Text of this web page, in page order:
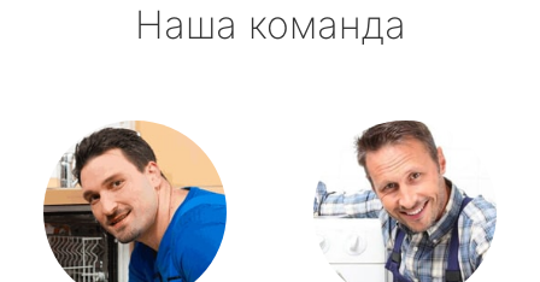
Наша команда